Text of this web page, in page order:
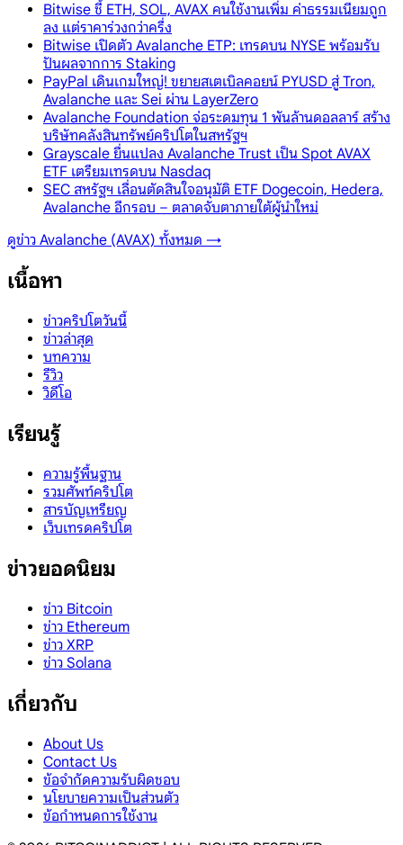
Bitwise ชี้ ETH, SOL, AVAX คนใช้งานเพิ่ม ค่าธรรมเนียมถูก
ลง แต่ราคาร่วงกว่าครึ่ง
Bitwise เปิดตัว Avalanche ETP: เทรดบน NYSE พร้อมรับ
ปันผลจากการ Staking
PayPal เดินเกมใหญ่! ขยายสเตเบิลคอยน์ PYUSD สู่ Tron,
Avalanche และ Sei ผ่าน LayerZero
Avalanche Foundation จ่อระดมทุน 1 พันล้านดอลลาร์ สร้าง
บริษัทคลังสินทรัพย์คริปโตในสหรัฐฯ
Grayscale ยื่นแปลง Avalanche Trust เป็น Spot AVAX
ETF เตรียมเทรดบน Nasdaq
SEC สหรัฐฯ เลื่อนตัดสินใจอนุมัติ ETF Dogecoin, Hedera,
Avalanche อีกรอบ – ตลาดจับตาภายใต้ผู้นำใหม่
ดูข่าว Avalanche (AVAX) ทั้งหมด →
เนื้อหา
ข่าวคริปโตวันนี้
ข่าวล่าสุด
บทความ
รีวิว
วิดีโอ
เรียนรู้
ความรู้พื้นฐาน
รวมศัพท์คริปโต
สารบัญเหรียญ
เว็บเทรดคริปโต
ข่าวยอดนิยม
ข่าว Bitcoin
ข่าว Ethereum
ข่าว XRP
ข่าว Solana
เกี่ยวกับ
About Us
Contact Us
ข้อจำกัดความรับผิดชอบ
นโยบายความเป็นส่วนตัว
ข้อกำหนดการใช้งาน